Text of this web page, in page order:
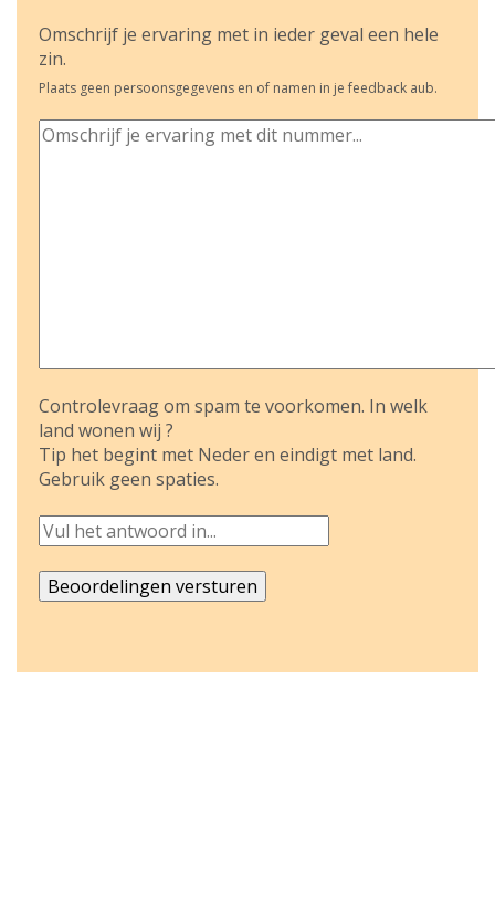
Omschrijf je ervaring met in ieder geval een hele
zin.
Plaats geen persoonsgegevens en of namen in je feedback aub.
Controlevraag om spam te voorkomen. In welk
land wonen wij ?
Tip het begint met Neder en eindigt met land.
Gebruik geen spaties.